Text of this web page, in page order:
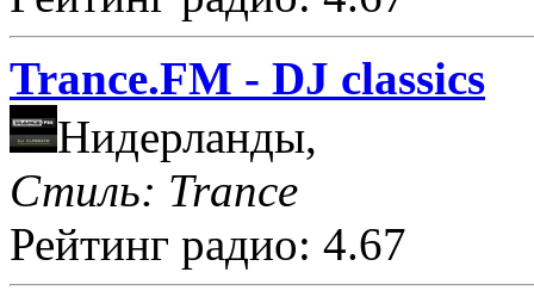
Trance.FM - DJ classics
Нидерланды,
Стиль: Trance
Рейтинг радио: 4.67